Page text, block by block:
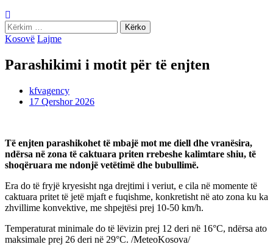
Kërko
për:
Kosovë Lajme
Parashikimi i motit për të enjten
kfvagency
17 Qershor 2026
Të enjten parashikohet të mbajë mot me diell dhe vranësira,
ndërsa në zona të caktuara priten rrebeshe kalimtare shiu, të
shoqëruara me ndonjë vetëtimë dhe bubullimë.
Era do të fryjë kryesisht nga drejtimi i veriut, e cila në momente të
caktuara pritet të jetë mjaft e fuqishme, konkretisht në ato zona ku ka
zhvillime konvektive, me shpejtësi prej 10-50 km/h.
Temperaturat minimale do të lëvizin prej 12 deri në 16°C, ndërsa ato
maksimale prej 26 deri në 29°C. /MeteoKosova/